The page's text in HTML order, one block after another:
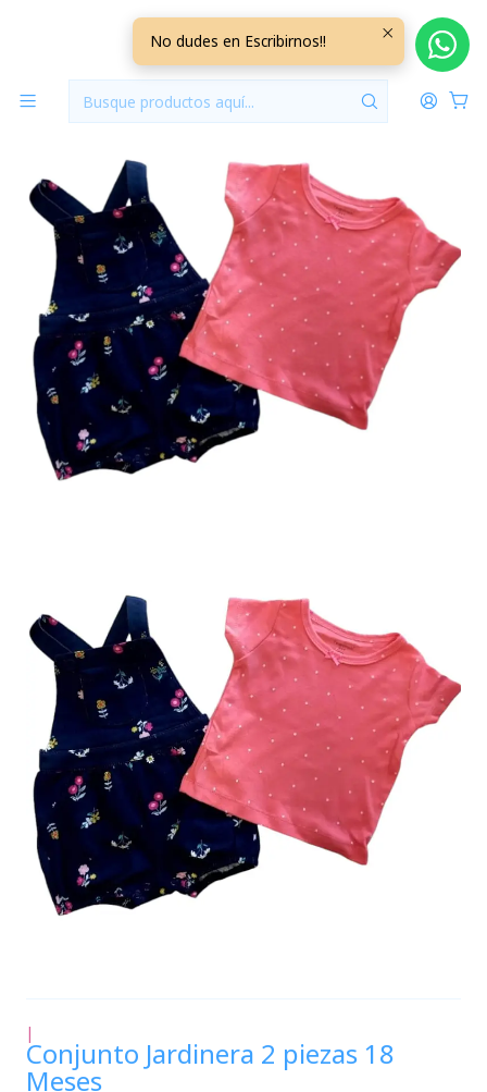
Vestuario 12/18 Meses 12/18 Meses Niña
Conjunto Jardinera 2 piezas 18 Meses
|
Conjunto Jardinera 2 piezas 18
Meses
No dudes en Escribirnos!!